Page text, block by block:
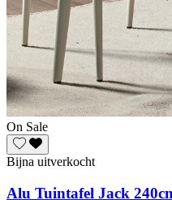
On Sale
Bijna uitverkocht
Alu Tuintafel Jack